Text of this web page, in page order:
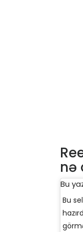
nə
Bu
Bu